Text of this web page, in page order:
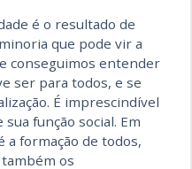
é o resultado de
que pode vir a
conseguimos entender
ser para todos, e se
É imprescindível
função social. Em
a formação de todos,
os